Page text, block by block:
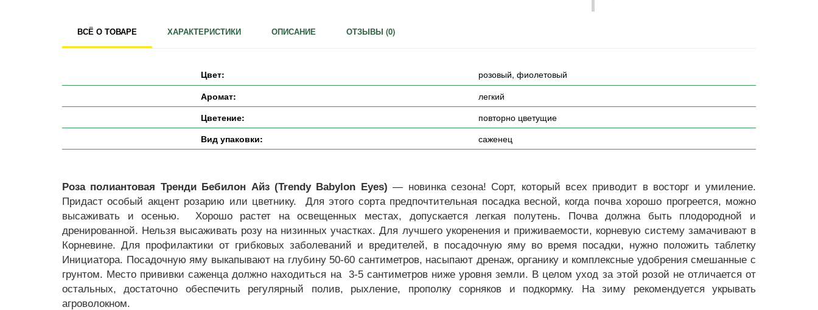
ВСЁ О ТОВАРЕ ХАРАКТЕРИСТИКИ ОПИСАНИЕ ОТЗЫВЫ (0)
Цвет:
розовый, фиолетовый
Аромат:
легкий
Цветение:
повторно цветущие
Вид упаковки:
саженец
Роза полиантовая Тренди Бебилон Айз (Trendy Babylon Eyes) — новинка сезона! Сорт, который всех приводит в восторг и умиление.
Придаст особый акцент розарию или цветнику. Для этого сорта предпочтительная посадка весной, когда почва хорошо прогреется, можно
высаживать и осенью. Хорошо растет на освещенных местах, допускается легкая полутень. Почва должна быть плодородной и
дренированной. Нельзя высаживать розу на низинных участках. Для лучшего укоренения и приживаемости, корневую систему замачивают в
Корневине. Для профилактики от грибковых заболеваний и вредителей, в посадочную яму во время посадки, нужно положить таблетку
Инициатора. Посадочную яму выкапывают на глубину 50-60 сантиметров, насыпают дренаж, органику и комплексные удобрения смешанные с
грунтом. Место прививки саженца должно находиться на 3-5 сантиметров ниже уровня земли. В целом уход за этой розой не отличается от
остальных, достаточно обеспечить регулярный полив, рыхление, прополку сорняков и подкормку. На зиму рекомендуется укрывать
агроволокном.